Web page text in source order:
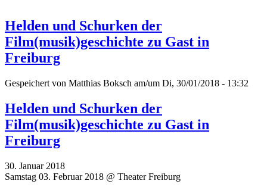
Helden und Schurken der
Film(musik)geschichte zu Gast in
Freiburg
Gespeichert von Matthias Boksch am/um Di, 30/01/2018 - 13:32
Helden und Schurken der
Film(musik)geschichte zu Gast in
Freiburg
30. Januar 2018
Samstag 03. Februar 2018 @ Theater Freiburg